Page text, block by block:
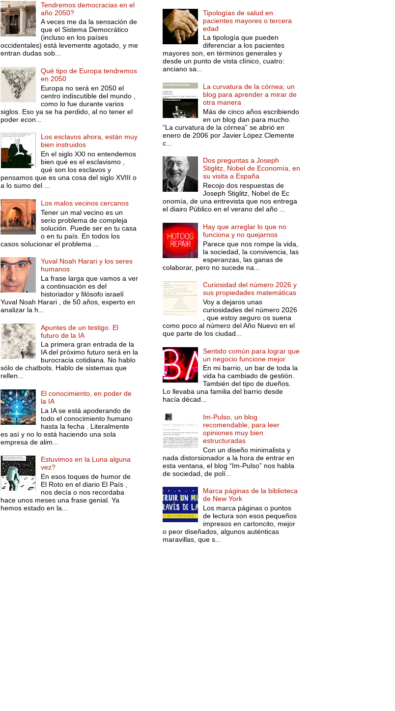
Tendremos democracias en el
año 2050?
A veces me da la sensación de
que el Sistema Democrático
(incluso en los países
occidentales) está levemente agotado, y me
entran dudas sob...
Qué tipo de Europa tendremos
en 2050
Europa no será en 2050 el
centro indiscutible del mundo ,
como lo fue durante varios
siglos. Eso ya se ha perdido, al no tener el
poder econ...
Los esclavos ahora, están muy
bien instruidos
En el siglo XXI no entendemos
bien qué es el esclavismo ,
qué son los esclavos y
pensamos que es una cosa del siglo XVIII o
a lo sumo del ...
Los malos vecinos cercanos
Tener un mal vecino es un
serio problema de compleja
solución. Puede ser en tu casa
o en tu país. En todos los
casos solucionar el problema ...
Yuval Noah Harari y los seres
humanos
La frase larga que vamos a ver
a continuación es del
historiador y filósofo israelí
Yuval Noah Harari , de 50 años, experto en
analizar la h...
Apuntes de un testigo. El
futuro de la IA
La primera gran entrada de la
IA del próximo futuro será en la
burocracia cotidiana. No hablo
sólo de chatbots. Hablo de sistemas que
rellen...
El conocimiento, en poder de
la IA
La IA se está apoderando de
todo el conocimiento humano
hasta la fecha . Literalmente
es así y no lo está haciendo una sola
empresa de alim...
Estuvimos en la Luna alguna
vez?
En esos toques de humor de
El Roto en el diario El País ,
nos decía o nos recordaba
hace unos meses una frase genial. Ya
hemos estado en la...
Tipologías de salud en
pacientes mayores o tercera
edad
La tipología que pueden
diferenciar a los pacientes
mayores son, en términos generales y
desde un punto de vista clínico, cuatro:
anciano sa...
La curvatura de la córnea; un
blog para aprender a mirar de
otra manera
Más de cinco años escribiendo
en un blog dan para mucho.
“La curvatura de la córnea” se abrió en
enero de 2006 por Javier López Clemente
c...
Dos preguntas a Joseph
Stiglitz, Nobel de Economía, en
su visita a España
Recojo dos respuestas de
Joseph Stiglitz, Nobel de Ec
onomía, de una entrevista que nos entrega
el diairo Público en el verano del año ...
Hay que arreglar lo que no
funciona y no quejarnos
Parece que nos rompe la vida,
la sociedad, la convivencia, las
esperanzas, las ganas de
colaborar, pero no sucede na...
Curiosidad del número 2026 y
sus propiedades matemáticas
Voy a dejaros unas
curiosidades del número 2026
, que estoy seguro os suena
como poco al número del Año Nuevo en el
que parte de los ciudad...
Sentido común para lograr que
un negocio funcione mejor
En mi barrio, un bar de toda la
vida ha cambiado de gestión.
También del tipo de dueños.
Lo llevaba una familia del barrio desde
hacía décad...
Im-Pulso, un blog
recomendable, para leer
opiniones muy bien
estructuradas
Con un diseño minimalista y
nada distorsionador a la hora de entrar en
esta ventana, el blog “Im-Pulso” nos habla
de sociedad, de polí...
Marca páginas de la biblioteca
de New York
Los marca páginas o puntos
de lectura son esos pequeños
impresos en cartoncito, mejor
o peor diseñados, algunos auténticas
maravillas, que s...